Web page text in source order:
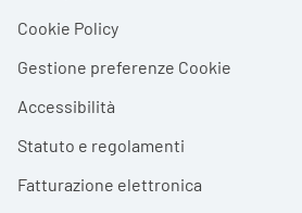
Cookie Policy
Gestione preferenze Cookie
Accessibilità
Statuto e regolamenti
Fatturazione elettronica